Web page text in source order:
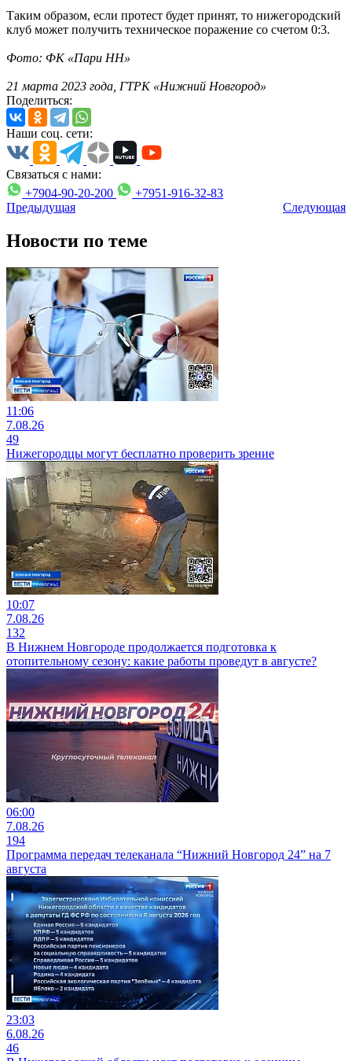
Таким образом, если протест будет принят, то нижегородский
клуб может получить техническое поражение со счетом 0:3.
Фото: ФК «Пари НН»
21 марта 2023 года, ГТРК «Нижний Новгород»
Поделиться:
Наши соц. сети:
Связаться с нами:
+7904-90-20-200
+7951-916-32-83
Предыдущая
Следующая
Новости по теме
11:06
7.08.26
49
Нижегородцы могут бесплатно проверить зрение
10:07
7.08.26
132
В Нижнем Новгороде продолжается подготовка к
отопительному сезону: какие работы проведут в августе?
06:00
7.08.26
194
Программа передач телеканала “Нижний Новгород 24” на 7
августа
23:03
6.08.26
46